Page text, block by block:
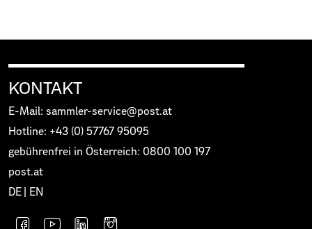
KONTAKT
E-Mail: sammler-service@post.at
Hotline: +43 (0) 57767 95095
gebührenfrei in Österreich: 0800 100 197
post.at
DE
EN